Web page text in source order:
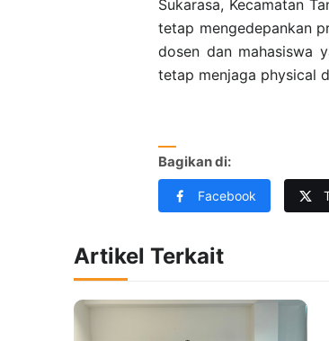
Sukarasa, Kecamatan
tetap mengedepankan
dosen dan mahasiswa
tetap menjaga physical
Bagikan di:
Facebook
Artikel Terkait